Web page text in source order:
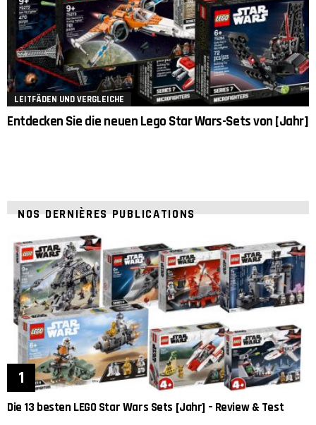
LEITFÄDEN UND VERGLEICHE
Entdecken Sie die neuen Lego Star Wars-Sets von [Jahr]
NOS DERNIÈRES PUBLICATIONS
Die 13 besten LEGO Star Wars Sets [Jahr] – Review & Test